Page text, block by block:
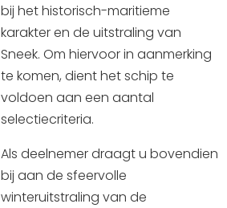
bij het historisch-maritieme
karakter en de uitstraling van
Sneek. Om hiervoor in aanmerking
te komen, dient het schip te
voldoen aan een aantal
selectiecriteria.
Als deelnemer draagt u bovendien
bij aan de sfeervolle
winteruitstraling van de